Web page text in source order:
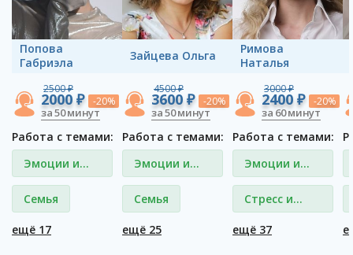
Попова
Габриэла
2500 ₽
2000 ₽ -20%
за 50 минут
Работа с темами:
Эмоции и
чувства
Семья
ещё 17
Зайцева Ольга
4500 ₽
3600 ₽ -20%
за 50 минут
Работа с темами:
Эмоции и
чувства
Семья
ещё 25
Римова
Наталья
3000 ₽
2400 ₽ -20%
за 60 минут
Работа с темами:
Эмоции и
чувства
Стресс и
депрессия
ещё 37